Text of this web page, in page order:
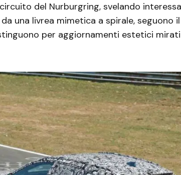
del Nurburgring, svelando
una livrea mimetica a spirale, seguono il
per aggiornamenti estetici